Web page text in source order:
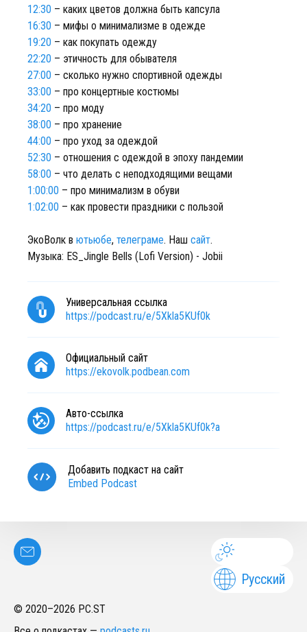
12:30 – каких цветов должна быть капсула
16:30 – мифы о минимализме в одежде
19:20 – как покупать одежду
22:20 – этичность для обывателя
27:00 – сколько нужно спортивной одежды
33:00 – про концертные костюмы
34:20 – про моду
38:00 – про хранение
44:00 – про уход за одеждой
52:30 – отношения с одеждой в эпоху пандемии
58:00 – что делать с неподходящими вещами
1:00:00 – про минимализм в обуви
1:02:00 – как провести праздники с пользой
ЭкоВолк в ютьюбе, телеграме. Наш сайт.
Музыка: ES_Jingle Bells (Lofi Version) - Jobii
Универсальная ссылка
https://podcast.ru/e/5Xkla5KUf0k
Официальный сайт
https://ekovolk.podbean.com
Авто-ссылка
https://podcast.ru/e/5Xkla5KUf0k?a
Добавить подкаст на сайт
Embed Podcast
Русский
© 2020–2026 PC.ST